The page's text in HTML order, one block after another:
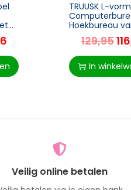
–
x 86 x
TRUUSK L-
Hoekbureau
Natuurlijke
150 x 150 x 76
voor kantoor
129,95
In
Veilig online betalen